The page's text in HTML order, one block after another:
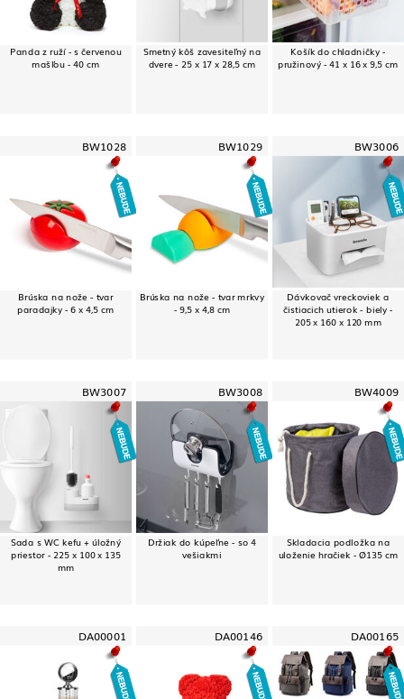
Panda z ruží - s červenou
mašľou - 40 cm
Smetný kôš zavesiteľný na
dvere - 25 x 17 x 28,5 cm
Košík do chladničky -
pružinový - 41 x 16 x 9,5 cm
BW1028
Brúska na nože - tvar
paradajky - 6 x 4,5 cm
BW1029
Brúska na nože - tvar mrkvy
- 9,5 x 4,8 cm
BW3006
Dávkovač vreckoviek a
čistiacich utierok - biely -
205 x 160 x 120 mm
BW3007
Sada s WC kefu + úložný
priestor - 225 x 100 x 135
mm
BW3008
Držiak do kúpeľne - so 4
vešiakmi
BW4009
Skladacia podložka na
uloženie hračiek - Ø135 cm
DA00001 DA00146 DA00165